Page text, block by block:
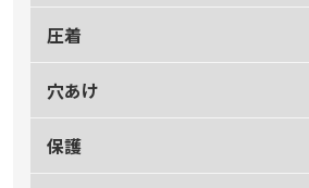
圧着
穴あけ
保護